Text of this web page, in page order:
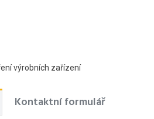
výrobních zařízení
Kontaktní formulář